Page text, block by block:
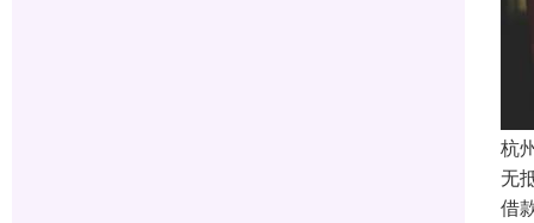
杭
无
借